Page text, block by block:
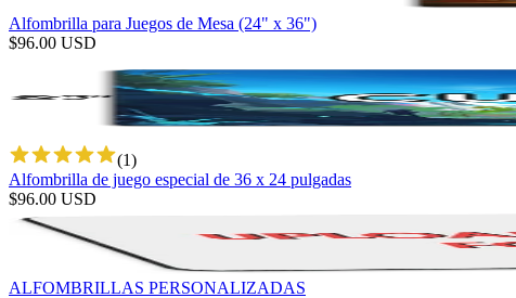
Alfombrilla para Juegos de Mesa (24" x 36")
$96.00 USD
(1)
Alfombrilla de juego especial de 36 x 24 pulgadas
$96.00 USD
ALFOMBRILLAS PERSONALIZADAS